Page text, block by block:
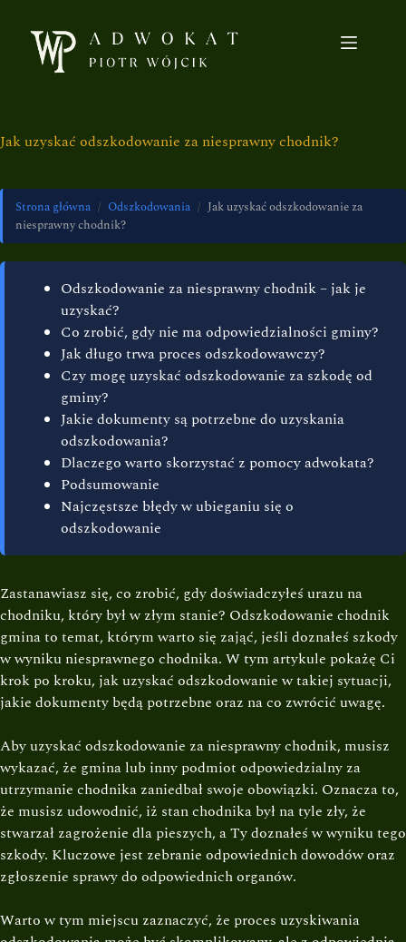
Jak uzyskać odszkodowanie za niesprawny chodnik?
Strona główna / Odszkodowania / Jak uzyskać odszkodowanie za
niesprawny chodnik?
Odszkodowanie za niesprawny chodnik – jak je
uzyskać?
Co zrobić, gdy nie ma odpowiedzialności gminy?
Jak długo trwa proces odszkodowawczy?
Czy mogę uzyskać odszkodowanie za szkodę od
gminy?
Jakie dokumenty są potrzebne do uzyskania
odszkodowania?
Dlaczego warto skorzystać z pomocy adwokata?
Podsumowanie
Najczęstsze błędy w ubieganiu się o
odszkodowanie
Zastanawiasz się, co zrobić, gdy doświadczyłeś urazu na
chodniku, który był w złym stanie? Odszkodowanie chodnik
gmina to temat, którym warto się zająć, jeśli doznałeś szkody
w wyniku niesprawnego chodnika. W tym artykule pokażę Ci
krok po kroku, jak uzyskać odszkodowanie w takiej sytuacji,
jakie dokumenty będą potrzebne oraz na co zwrócić uwagę.
Aby uzyskać odszkodowanie za niesprawny chodnik, musisz
wykazać, że gmina lub inny podmiot odpowiedzialny za
utrzymanie chodnika zaniedbał swoje obowiązki. Oznacza to,
że musisz udowodnić, iż stan chodnika był na tyle zły, że
stwarzał zagrożenie dla pieszych, a Ty doznałeś w wyniku tego
szkody. Kluczowe jest zebranie odpowiednich dowodów oraz
zgłoszenie sprawy do odpowiednich organów.
Warto w tym miejscu zaznaczyć, że proces uzyskiwania